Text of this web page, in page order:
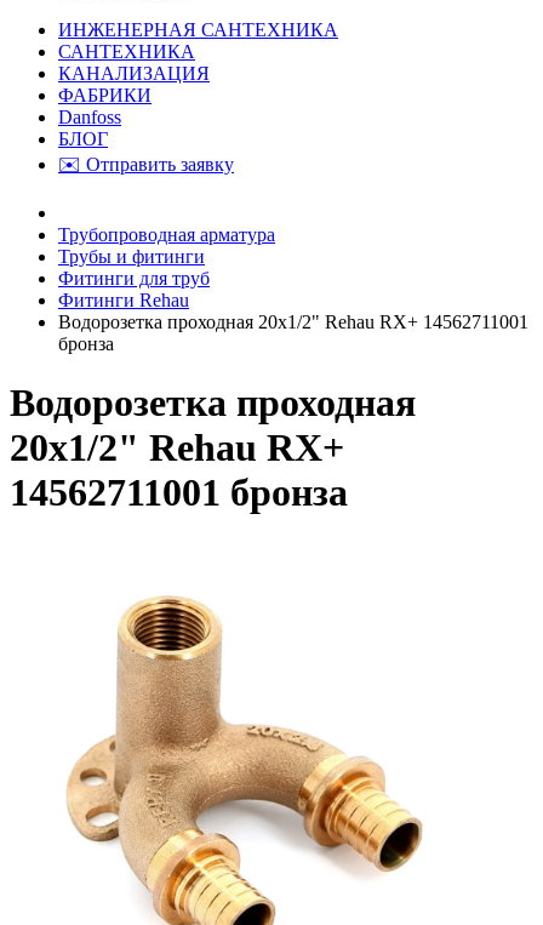
ИНЖЕНЕРНАЯ САНТЕХНИКА
САНТЕХНИКА
КАНАЛИЗАЦИЯ
ФАБРИКИ
Danfoss
БЛОГ
✉️ Отправить заявку
Трубопроводная арматура
Трубы и фитинги
Фитинги для труб
Фитинги Rehau
Водорозетка проходная 20x1/2" Rehau RX+ 14562711001
бронза
Водорозетка проходная
20x1/2" Rehau RX+
14562711001 бронза